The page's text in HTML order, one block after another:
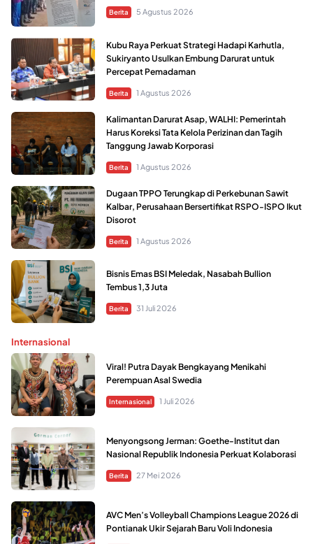
Berita 5 Agustus 2026
Kubu Raya Perkuat Strategi Hadapi Karhutla,
Sukiryanto Usulkan Embung Darurat untuk
Percepat Pemadaman
Berita 1 Agustus 2026
Kalimantan Darurat Asap, WALHI: Pemerintah
Harus Koreksi Tata Kelola Perizinan dan Tagih
Tanggung Jawab Korporasi
Berita 1 Agustus 2026
Dugaan TPPO Terungkap di Perkebunan Sawit
Kalbar, Perusahaan Bersertifikat RSPO-ISPO Ikut
Disorot
Berita 1 Agustus 2026
Bisnis Emas BSI Meledak, Nasabah Bullion
Tembus 1,3 Juta
Berita 31 Juli 2026
Internasional
Viral! Putra Dayak Bengkayang Menikahi
Perempuan Asal Swedia
Internasional 1 Juli 2026
Menyongsong Jerman: Goethe-Institut dan
Nasional Republik Indonesia Perkuat Kolaborasi
Berita 27 Mei 2026
AVC Men’s Volleyball Champions League 2026 di
Pontianak Ukir Sejarah Baru Voli Indonesia